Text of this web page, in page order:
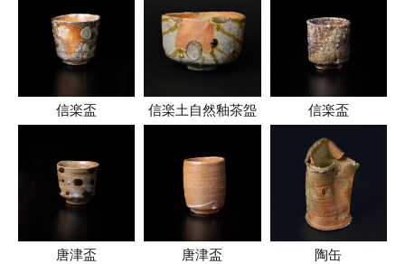
信楽盃 信楽土自然釉茶盌 信楽盃
唐津盃 唐津盃 陶缶